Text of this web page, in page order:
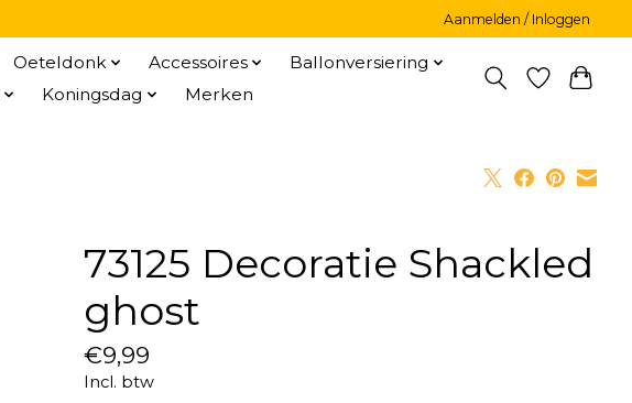
Aanmelden / Inloggen
Oeteldonk Accessoires
Ballonversiering
Koningsdag Merken
73125 Decoratie Shackled
ghost
€9,99
Incl. btw